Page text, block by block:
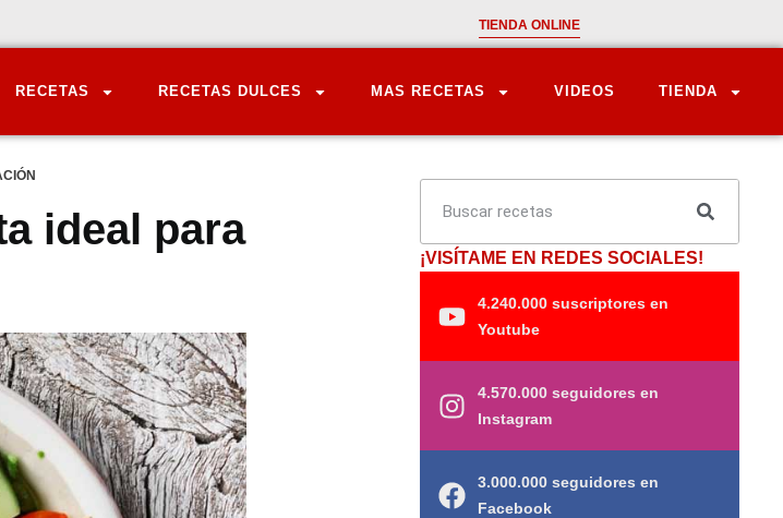
TIENDA ONLINE
RECETAS RECETAS DULCES MAS RECETAS VIDEOS TIENDA
ideal para
¡VISÍTAME EN REDES SOCIALES!
4.240.000 suscriptores en
Youtube
4.570.000 seguidores en
Instagram
3.000.000 seguidores en
Facebook